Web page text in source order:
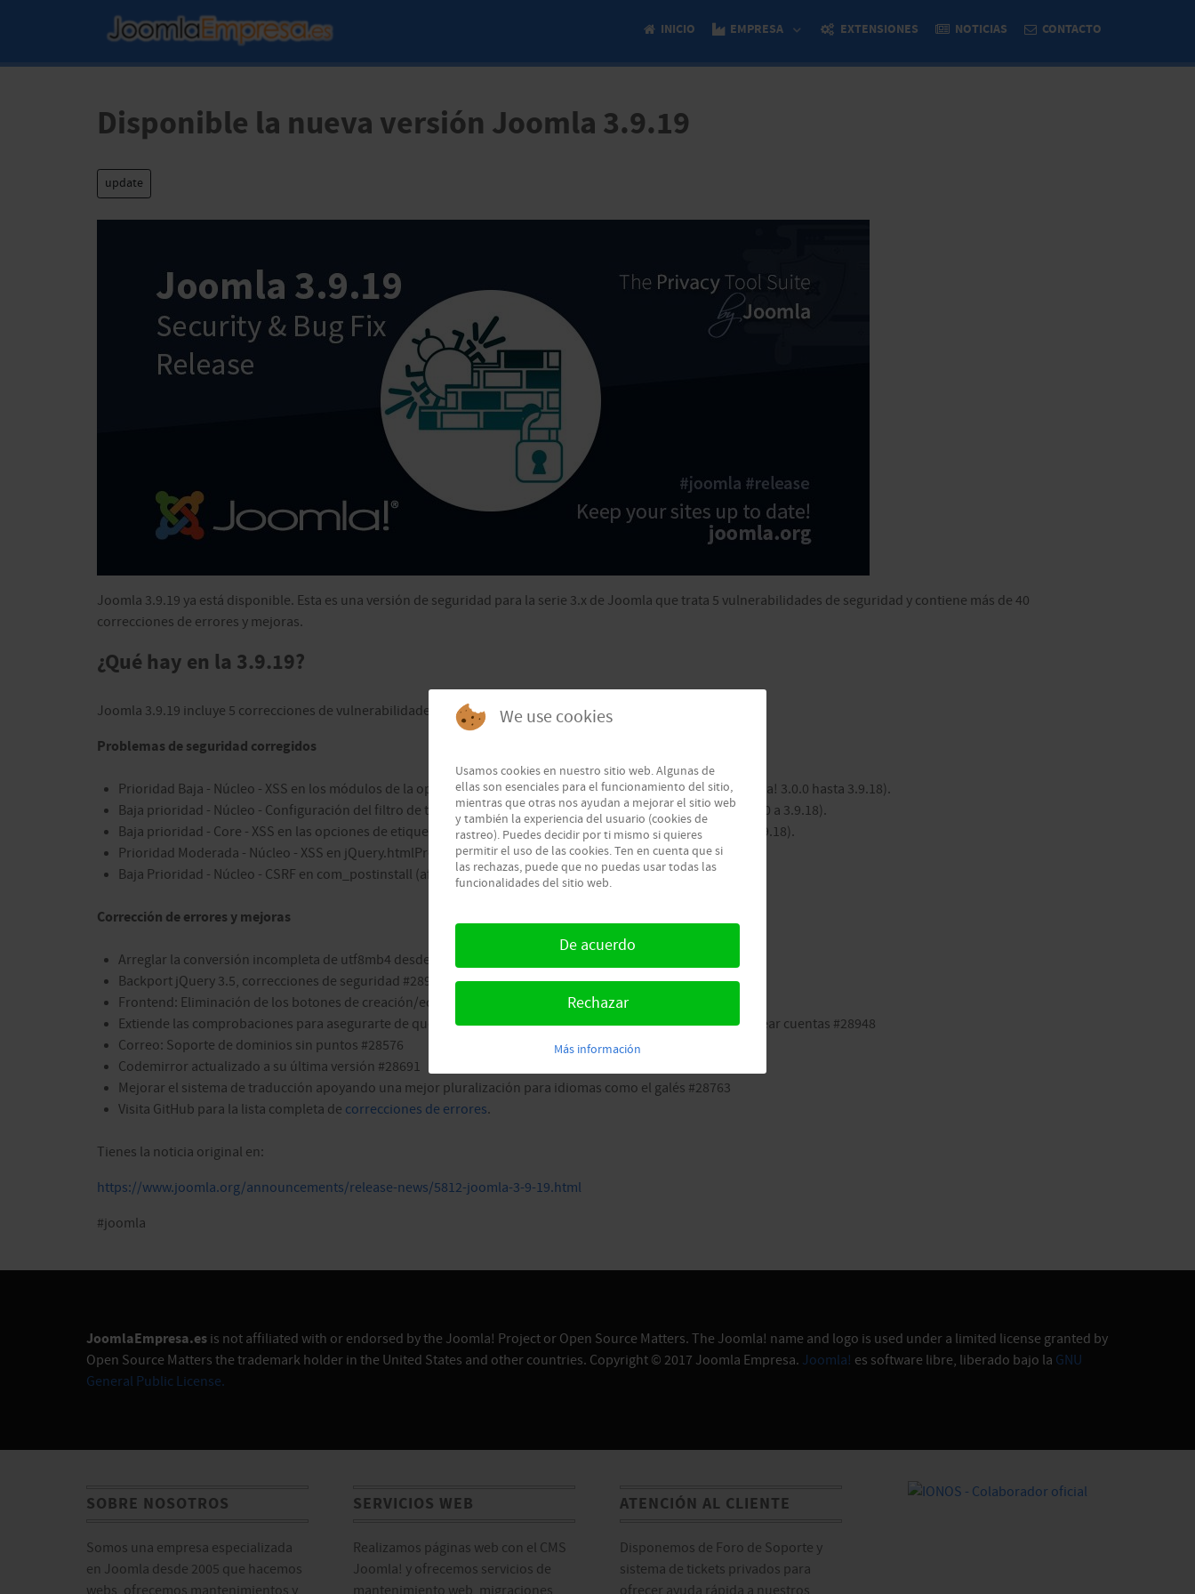
INICIO EMPRESA EXTENSIONES NOTICIAS CONTACTO
Disponible la nueva versión Joomla 3.9.19
update
Joomla 3.9.19 ya está disponible. Esta es una versión de seguridad para la serie 3.x de Joomla que trata 5 vulnerabilidades de seguridad y contiene más de 40
correcciones de errores y mejoras.
¿Qué hay en la 3.9.19?
Joomla 3.9.19 incluye 5 correcciones de vulnerabilidades de seguridad y aborda varios errores, incluyendo:
Problemas de seguridad corregidos
Prioridad Baja - Núcleo - XSS en los módulos de la opción de etiqueta de encabezamiento (afectando a Joomla! 3.0.0 hasta 3.9.18).
Baja prioridad - Núcleo - Configuración del filtro de texto por defecto inconsistente (afectando a Joomla! 2.5.0 a 3.9.18).
Baja prioridad - Core - XSS en las opciones de etiquetas de com_modules (afectando a Joomla! 3.0.0 hasta 3.9.18).
Prioridad Moderada - Núcleo - XSS en jQuery.htmlPrefiltro (afectando a Joomla! 3.0.0 hasta 3.9.18).
Baja Prioridad - Núcleo - CSRF en com_postinstall (afectando a Joomla! 3.7.0 hasta 3.9.18).
Corrección de errores y mejoras
Arreglar la conversión incompleta de utf8mb4 desde el 3.9.17 #29117
Backport jQuery 3.5, correcciones de seguridad #28948
Frontend: Eliminación de los botones de creación/edición del menú #29191
Extiende las comprobaciones para asegurarte de que sólo los administradores de usuarios reales pueden crear cuentas #28948
Correo: Soporte de dominios sin puntos #28576
Codemirror actualizado a su última versión #28691
Mejorar el sistema de traducción apoyando una mejor pluralización para idiomas como el galés #28763
Visita GitHub para la lista completa de correcciones de errores.
Tienes la noticia original en:
https://www.joomla.org/announcements/release-news/5812-joomla-3-9-19.html
#joomla
JoomlaEmpresa.es is not affiliated with or endorsed by the Joomla! Project or Open Source Matters. The Joomla! name and logo is used under a limited license granted by
Open Source Matters the trademark holder in the United States and other countries. Copyright © 2017 Joomla Empresa. Joomla! es software libre, liberado bajo la GNU
General Public License.
SOBRE NOSOTROS
Somos una empresa especializada
en Joomla desde 2005 que hacemos
webs, ofrecemos mantenimientos y
SERVICIOS WEB
Realizamos páginas web con el CMS
Joomla! y ofrecemos servicios de
mantenimiento web, migraciones,
ATENCIÓN AL CLIENTE
Disponemos de Foro de Soporte y
sistema de tickets privados para
ofrecer ayuda rápida a nuestros
We use cookies
Usamos cookies en nuestro sitio web. Algunas de
ellas son esenciales para el funcionamiento del sitio,
mientras que otras nos ayudan a mejorar el sitio web
y también la experiencia del usuario (cookies de
rastreo). Puedes decidir por ti mismo si quieres
permitir el uso de las cookies. Ten en cuenta que si
las rechazas, puede que no puedas usar todas las
funcionalidades del sitio web.
De acuerdo
Rechazar
Más información